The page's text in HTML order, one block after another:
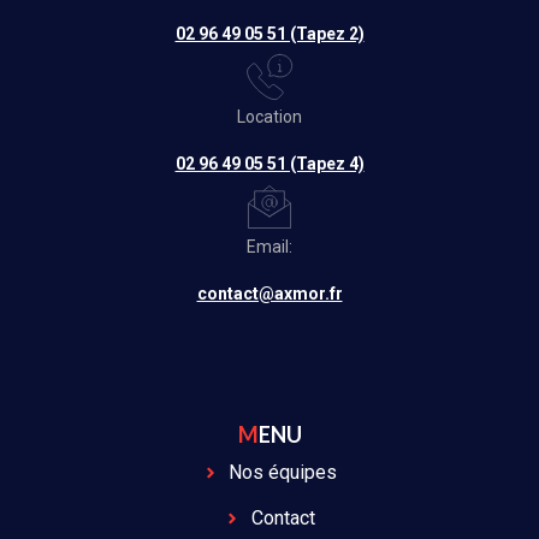
02 96 49 05 51 (Tapez 2)
Location
02 96 49 05 51 (Tapez 4)
Email:
contact@axmor.fr
MENU
Nos équipes
Contact